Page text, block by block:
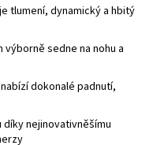
tlumení, dynamický a hbitý
výborně sedne na nohu a
dokonalé padnutí,
nejinovativněšímu